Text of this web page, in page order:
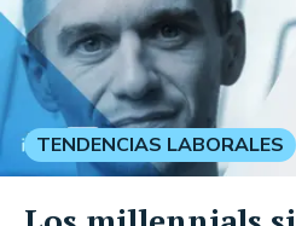
TENDENCIAS LABORALES